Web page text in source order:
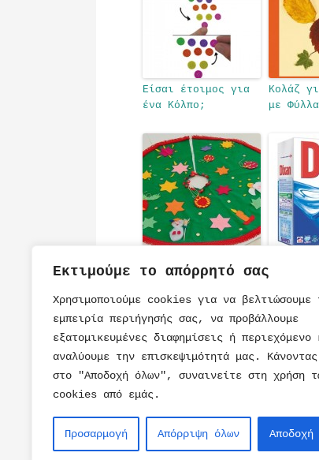
Εκτιμούμε το απόρρητό σας
Χρησιμοποιούμε cookies για να βελτιώσουμε
εμπειρία περιήγησής σας, να προβάλλουμε
εξατομικευμένες διαφημίσεις ή περιεχόμενο
αναλύουμε την επισκεψιμότητά μας.
στο "Αποδοχή όλων", συναινείτε στη χρήση
cookies από εμάς.
Προσαρμογή Απόρριψη όλων Αποδοχή
Είσαι έτοιμος για
ένα Κόλπο;
Κολάζ
με Φύλλα
Χριστουγεννιάτικη
Βάση για το Έλατο
Coldzyme
ΠΡΟΣΚΛΗΣΕΙΣ